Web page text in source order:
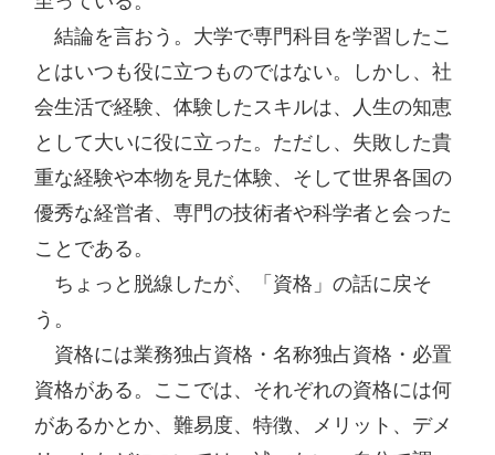
結論を言おう。大学で専門科目を学習したこ
とはいつも役に立つものではない。しかし、社
会生活で経験、体験したスキルは、人生の知恵
として大いに役に立った。ただし、失敗した貴
重な経験や本物を見た体験、そして世界各国の
優秀な経営者、専門の技術者や科学者と会った
ことである。
ちょっと脱線したが、「資格」の話に戻そ
う。
資格には業務独占資格・名称独占資格・必置
資格がある。ここでは、それぞれの資格には何
があるかとか、難易度、特徴、メリット、デメ